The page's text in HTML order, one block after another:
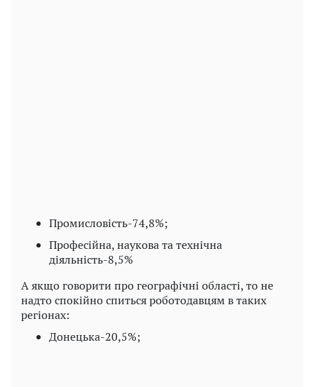
Промисловість-74,8%;
Професійна, наукова та технічна
діяльність-8,5%
А якщо говорити про географічні області, то не
надто спокійно спиться роботодавцям в таких
регіонах:
Донецька-20,5%;